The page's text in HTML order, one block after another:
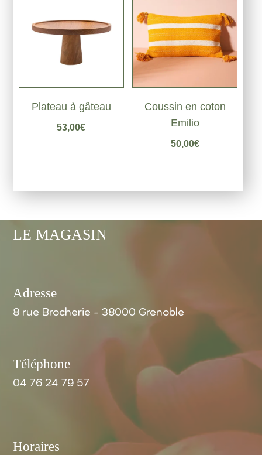
Plateau à gâteau
53,00€
Coussin en coton
Emilio
50,00€
LE MAGASIN
Adresse
8 rue Brocherie - 38000 Grenoble
Téléphone
04 76 24 79 57
Horaires